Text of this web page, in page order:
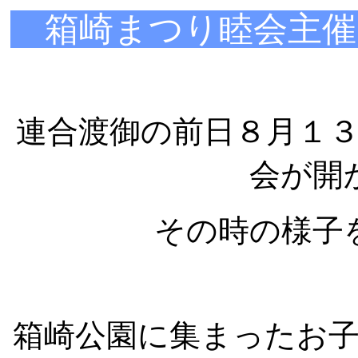
箱崎まつり睦会主
連合渡御の前日８月１
会が開
その時の様子
箱崎公園に集まったお